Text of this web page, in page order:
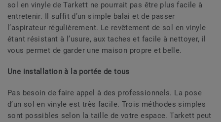
sol en vinyle de Tarkett ne pourrait pas être plus facile à
entretenir. Il suffit d’un simple balai et de passer
l’aspirateur régulièrement. Le revêtement de sol en vinyle
étant résistant à l’usure, aux taches et facile à nettoyer, il
vous permet de garder une maison propre et belle.
Une installation à la portée de tous
Pas besoin de faire appel à des professionnels. La pose
d’un sol en vinyle est très facile. Trois méthodes simples
sont possibles selon la taille de votre espace. Tarkett peut